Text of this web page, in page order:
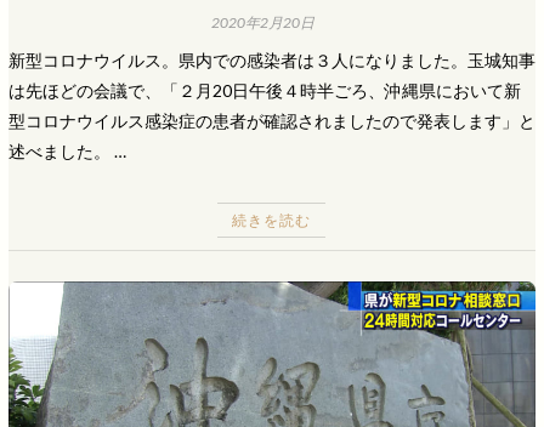
2020年2月20日
新型コロナウイルス。県内での感染者は３人になりました。玉城知事
は先ほどの会議で、「２月20日午後４時半ごろ、沖縄県において新
型コロナウイルス感染症の患者が確認されましたので発表します」と
述べました。 …
続きを読む